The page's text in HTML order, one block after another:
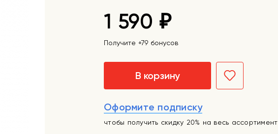
1 590 ₽
Получите +79 бонусов
В корзину
Оформите подписку
чтобы получить скидку 20% на весь ассортимент